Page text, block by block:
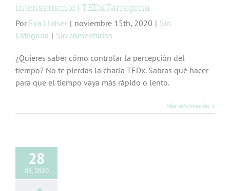
intensamente | TEDxTarragona
Por Eva Llatser | noviembre 15th, 2020 | Sin
Categoría | Sin comentarios
¿Quieres saber cómo controlar la percepción del
tiempo? No te pierdas la charla TEDx. Sabras qué hacer
para que el tiempo vaya más rápido o lento.
Más información
28
09, 2020
Tarragona –
de Tiempo
Coaching